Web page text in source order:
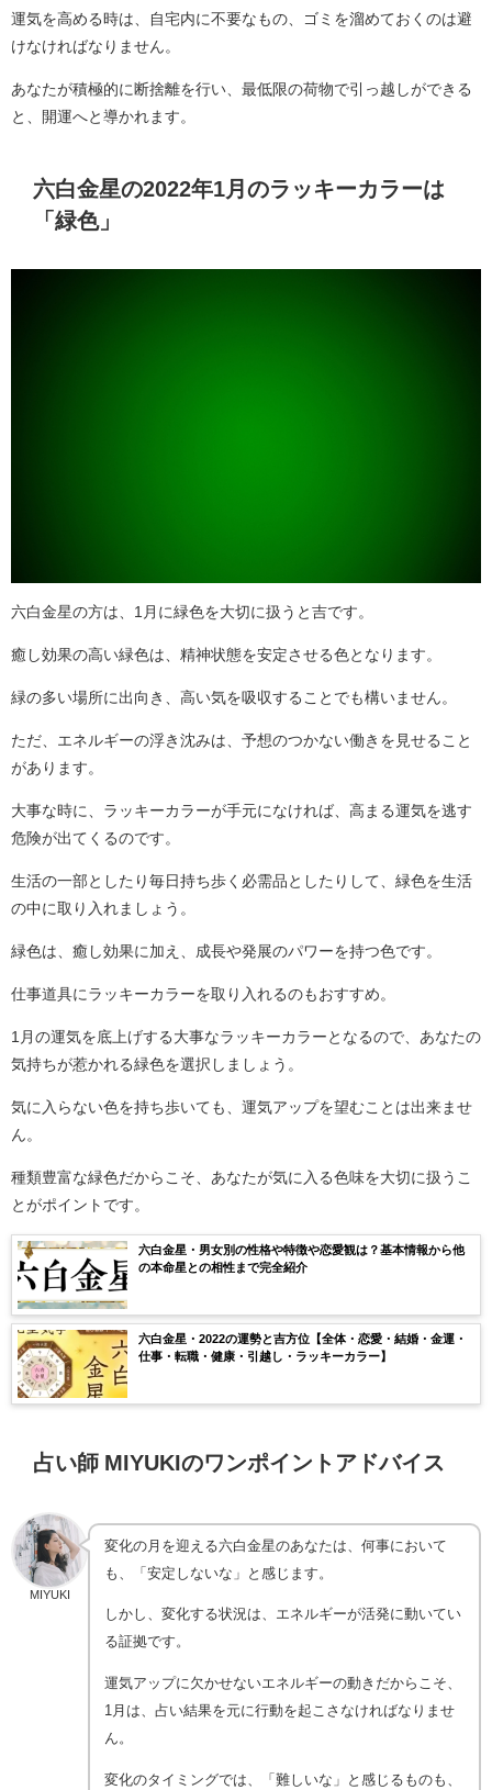
運気を高める時は、自宅内に不要なもの、ゴミを溜めておくのは避
けなければなりません。
あなたが積極的に断捨離を行い、最低限の荷物で引っ越しができる
と、開運へと導かれます。
六白金星の2022年1月のラッキーカラーは
「緑色」
六白金星の方は、1月に緑色を大切に扱うと吉です。
癒し効果の高い緑色は、精神状態を安定させる色となります。
緑の多い場所に出向き、高い気を吸収することでも構いません。
ただ、エネルギーの浮き沈みは、予想のつかない働きを見せること
があります。
大事な時に、ラッキーカラーが手元になければ、高まる運気を逃す
危険が出てくるのです。
生活の一部としたり毎日持ち歩く必需品としたりして、緑色を生活
の中に取り入れましょう。
緑色は、癒し効果に加え、成長や発展のパワーを持つ色です。
仕事道具にラッキーカラーを取り入れるのもおすすめ。
1月の運気を底上げする大事なラッキーカラーとなるので、あなたの
気持ちが惹かれる緑色を選択しましょう。
気に入らない色を持ち歩いても、運気アップを望むことは出来ませ
ん。
種類豊富な緑色だからこそ、あなたが気に入る色味を大切に扱うこ
とがポイントです。
六白金星・男女別の性格や特徴や恋愛観は？基本情報から他
の本命星との相性まで完全紹介
六白金星・2022の運勢と吉方位【全体・恋愛・結婚・金運・
仕事・転職・健康・引越し・ラッキーカラー】
占い師 MIYUKIのワンポイントアドバイス
MIYUKI
変化の月を迎える六白金星のあなたは、何事において
も、「安定しないな」と感じます。
しかし、変化する状況は、エネルギーが活発に動いてい
る証拠です。
運気アップに欠かせないエネルギーの動きだからこそ、
1月は、占い結果を元に行動を起こさなければなりませ
ん。
変化のタイミングでは、「難しいな」と感じるものも、